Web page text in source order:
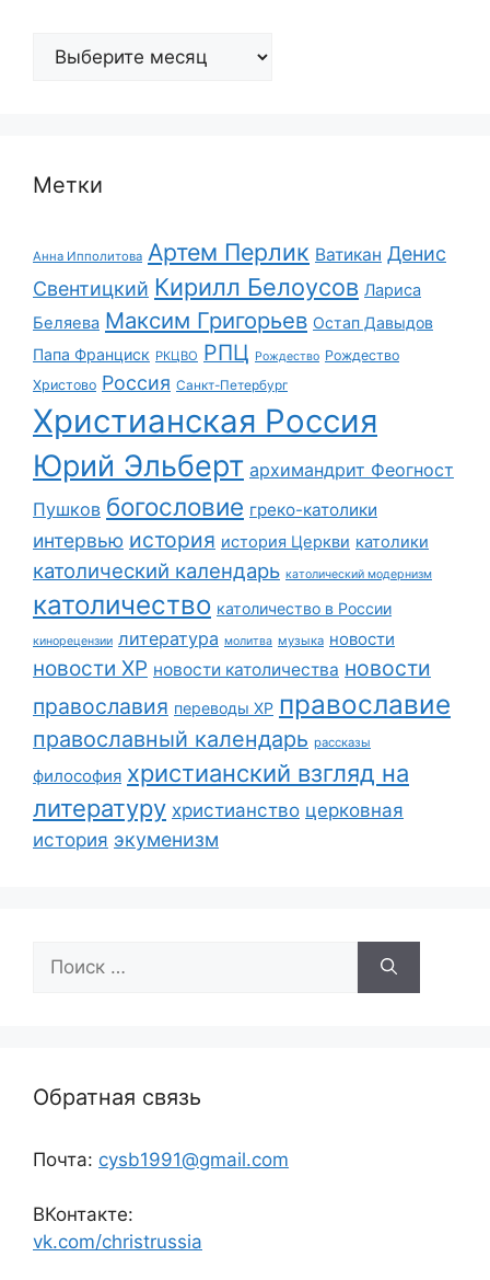
Архивы
Метки
Анна Ипполитова Артем Перлик Ватикан Денис
Свентицкий Кирилл Белоусов Лариса
Беляева Максим Григорьев Остап Давыдов
Папа Франциск РКЦВО РПЦ Рождество Рождество
Христово Россия Санкт-Петербург
Христианская Россия
Юрий Эльберт архимандрит Феогност
Пушков богословие греко-католики
интервью история история Церкви католики
католический календарь католический модернизм
католичество католичество в России
кинорецензии литература молитва музыка новости
новости ХР новости католичества новости
православия переводы ХР православие
православный календарь рассказы
философия христианский взгляд на
литературу христианство церковная
история экуменизм
Обратная связь
Почта: cysb1991@gmail.com
ВКонтакте:
vk.com/christrussia